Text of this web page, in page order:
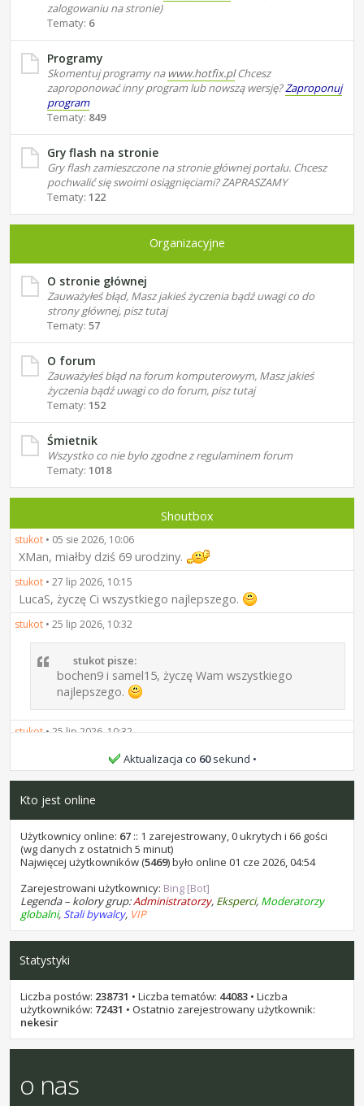
zalogowaniu na stronie)
Tematy: 6
Programy
Skomentuj programy na www.hotfix.plChcesz
zaproponować inny program lub nowszą wersję?Zaproponuj
program
Tematy: 849
Gry flash na stronie
Gry flash zamieszczone na stronie głównej portalu. Chcesz
pochwalić się swoimi osiągnięciami? ZAPRASZAMY
Tematy: 122
Organizacyjne
O stronie głównej
Zauważyłeś błąd, Masz jakieś życzenia bądź uwagi co do
strony głównej, pisz tutaj
Tematy: 57
O forum
Zauważyłeś błąd na forum komputerowym, Masz jakieś
życzenia bądź uwagi co do forum, pisz tutaj
Tematy: 152
Śmietnik
Wszystko co nie było zgodne z regulaminem forum
Tematy: 1018
Shoutbox
stukot • 05 sie 2026, 10:06
XMan, miałby dziś 69 urodziny.
stukot • 27 lip 2026, 10:15
LucaS, życzę Ci wszystkiego najlepszego.
stukot • 25 lip 2026, 10:32
stukot pisze:
bochen9 i samel15, życzę Wam wszystkiego
najlepszego.
stukot•25 lip 2026, 10:32
kominekl, życzę Ci wszystkiego najlepszego.
stukot•18 cze 2026, 14:22
Kaen1227, życzę Ci wszystkiego najlepszego.
Przez około 10 godzin, jest za darmo w promocji: AI Photo
Stamp Remover 18. Na sharewareonsale
stukot•01 cze 2026, 10:40
leon1956, życzę Ci wszystkiego najlepszego.
stukot•31 maja 2026, 13:44
Aktualizacja co 60sekund
Kto jest online
Użytkownicy online: 67 :: 1 zarejestrowany, 0 ukrytych i 66 gości
(wg danych z ostatnich 5 minut)
Najwięcej użytkowników (5469) było online 01 cze 2026, 04:54
Zarejestrowani użytkownicy: Bing [Bot]
Legenda – kolory grup:Administratorzy, Eksperci, Moderatorzy
globalni,Stali bywalcy, VIP
Statystyki
Liczba postów: 238731 • Liczba tematów: 44083 • Liczba
użytkowników: 72431 • Ostatnio zarejestrowany użytkownik:
nekesir
o nas